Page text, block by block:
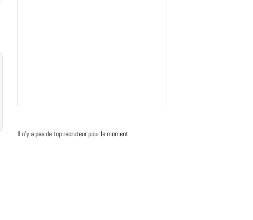
Il n'y a pas de top recruteur pour le moment.